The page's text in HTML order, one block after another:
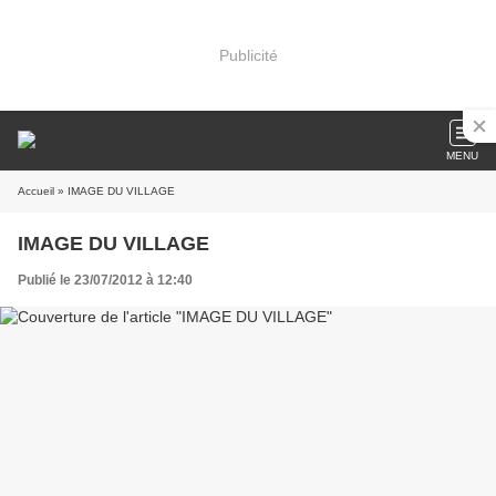
Publicité
MENU
Accueil » IMAGE DU VILLAGE
IMAGE DU VILLAGE
Publié le 23/07/2012 à 12:40